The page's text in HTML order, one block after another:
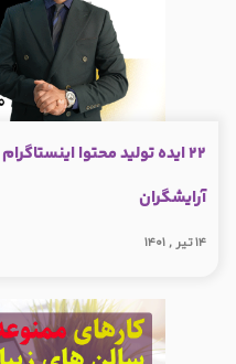
22 ایده تولید محتوا
آرایشگران
۱۴ تیر , ۱۴۰۱